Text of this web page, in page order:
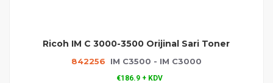
842256 IM C3500 - IM C3000
Ricoh IM C 3000-3500 Orijinal Sari Toner
€186.9 + KDV